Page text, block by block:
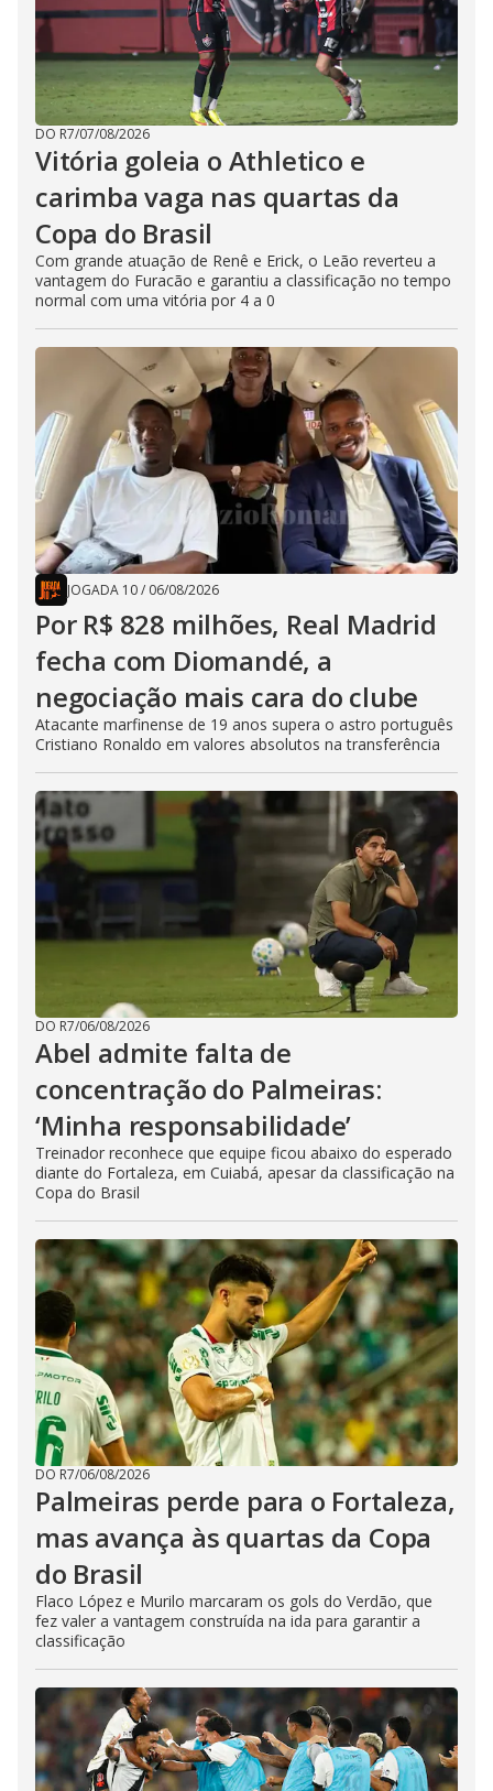
DO R7/07/08/2026
Vitória goleia o Athletico e
carimba vaga nas quartas da
Copa do Brasil
Com grande atuação de Renê e Erick, o Leão reverteu a
vantagem do Furacão e garantiu a classificação no tempo
normal com uma vitória por 4 a 0
JOGADA 10/ 06/08/2026
Por R$ 828 milhões, Real Madrid
fecha com Diomandé, a
negociação mais cara do clube
Atacante marfinense de 19 anos supera o astro português
Cristiano Ronaldo em valores absolutos na transferência
DO R7/06/08/2026
Abel admite falta de
concentração do Palmeiras:
‘Minha responsabilidade’
Treinador reconhece que equipe ficou abaixo do esperado
diante do Fortaleza, em Cuiabá, apesar da classificação na
Copa do Brasil
DO R7/06/08/2026
Palmeiras perde para o Fortaleza,
mas avança às quartas da Copa
do Brasil
Flaco López e Murilo marcaram os gols do Verdão, que
fez valer a vantagem construída na ida para garantir a
classificação